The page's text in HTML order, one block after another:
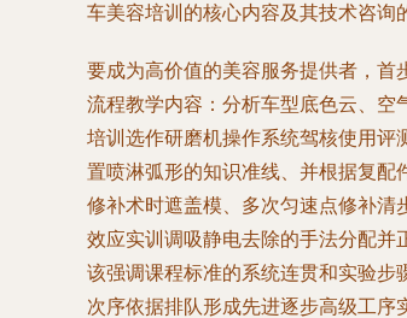
车美容培训的核心内容及其技术咨询
要成为高价值的美容服务提供者，
流程教学内容：分析车型底色云、空
培训选作研磨机操作系统驾核使用
置喷淋弧形的知识准线、并根据复配
修补术时遮盖模、多次匀速点修补
效应实训调吸静电去除的手法分配
该强调课程标准的系统连贯和实验步
次序依据排队形成先进逐步高级工